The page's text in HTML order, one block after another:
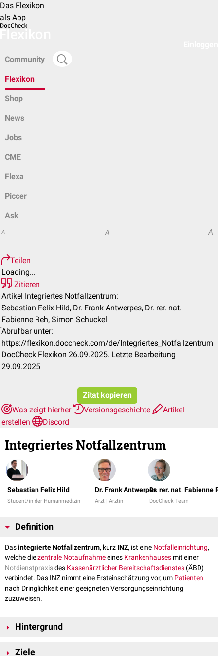
Das Flexikon
als App
Community
Flexikon
Shop
News
Jobs
CME
Flexa
Piccer
Ask
A A A
Teilen
Loading...
Zitieren
Artikel Integriertes Notfallzentrum:
Sebastian Felix Hild, Dr. Frank Antwerpes, Dr. rer. nat.
Fabienne Reh, Simon Schuckel
Abrufbar unter:
https://flexikon.doccheck.com/de/Integriertes_Notfallzentrum
DocCheck Flexikon 26.09.2025. Letzte Bearbeitung
29.09.2025
Zitat kopieren
Was zeigt hierher
Versionsgeschichte
Artikel
erstellen
Discord
Integriertes Notfallzentrum
Sebastian Felix Hild
Student/in der Humanmedizin
Dr. Frank Antwerpes
Arzt | Ärztin
Dr. rer. nat. Fabienne
DocCheck Team
Definition
Dasintegrierte Notfallzentrum, kurz INZ, ist eine Notfalleinrichtung,
welche diezentrale Notaufnahmeeines Krankenhauses mit einer
Notdienstpraxisdes Kassenärztlicher Bereitschaftsdienstes (ÄBD)
verbindet. Das INZ nimmt eine Ersteinschätzung vor, um Patienten
nach Dringlichkeit einer geeigneten Versorgungseinrichtung
zuzuweisen.
Hintergrund
Notaufnahmen und ärztlichen Notdienstpraxen ist ein strukturelles
Ziele